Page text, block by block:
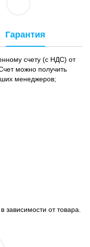
Гарантия
счету (с НДС) от
можно получить
менеджеров;
зависимости от товара.